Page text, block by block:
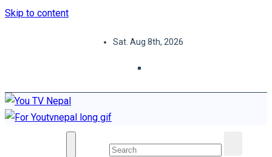
Skip to content
Sat. Aug 8th, 2026